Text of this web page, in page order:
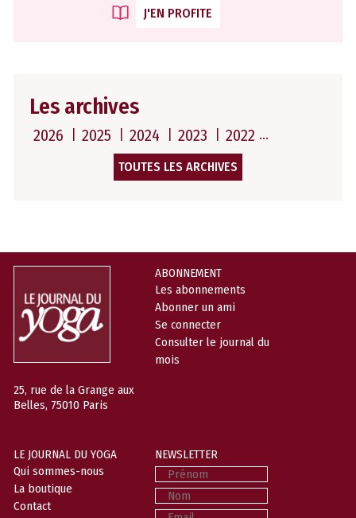
J'EN PROFITE
Les archives
2026 2025 2024 2023 2022
TOUTES LES ARCHIVES
25, rue de la Grange aux
Belles, 75010 Paris
ABONNEMENT
Les abonnements
Abonner un ami
Se connecter
Consulter le journal du
mois
LE JOURNAL DU YOGA
Qui sommes-nous
La boutique
Contact
NEWSLETTER
Prénom
Nom
Email